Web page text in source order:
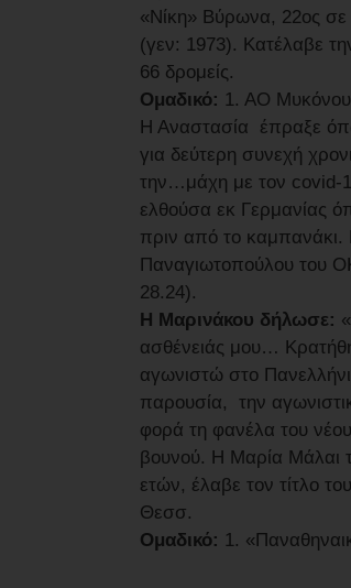
«Νίκη» Βύρωνα, 22ος
(γεν: 1973). Κατέλαβε
66 δρομείς.
Ομαδικό: 1. ΑΟ
Η Αναστασία έπραξε
για δεύτερη συνεχή
την…μάχη με τον covid-
ελθούσα εκ Γερμανίας
πριν από το καμπανάκι.
Παναγιωτοπούλου του
28.24).
Η Μαρινάκου δήλωσε:
ασθένειάς μου…
αγωνιστώ στο
παρουσία, την
φορά τη φανέλα του
βουνού. Η Μαρία Μάλαι
ετών, έλαβε τον τίτλο
Θεσσ.
Ομαδικό: 1.